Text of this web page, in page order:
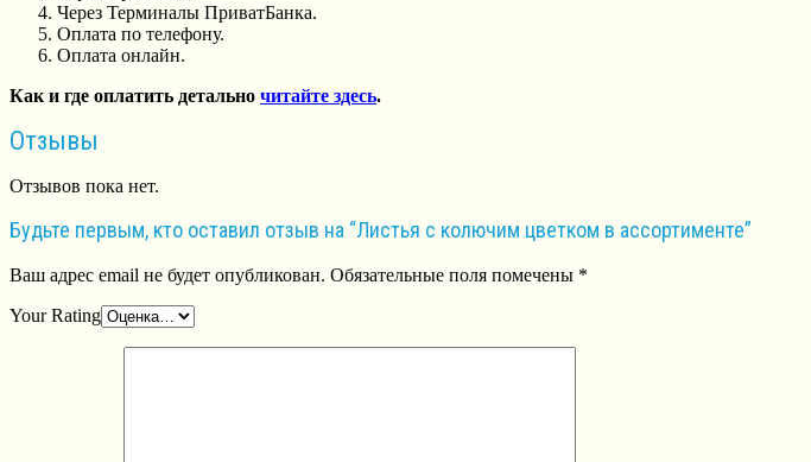
Через Терминалы ПриватБанка.
Оплата по телефону.
Оплата онлайн.
Как и где оплатить детально читайте здесь.
Отзывы
Отзывов пока нет.
Будьте первым, кто оставил отзыв на “Листья с колючим цветком в ассортименте”
Ваш адрес email не будет опубликован. Обязательные поля помечены *
Your Rating